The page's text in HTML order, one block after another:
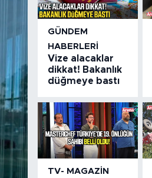
GÜNDEM
HABERLERI
Vize alacaklar
dikkat! Bakanlık
düğmeye bastı
TV- MAGAZIN